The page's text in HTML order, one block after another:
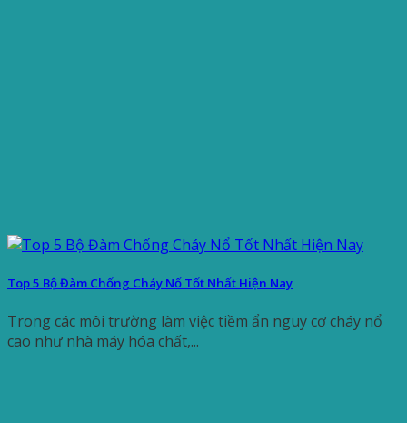
Top 5 Bộ Đàm Chống Cháy Nổ Tốt Nhất Hiện Nay
Trong các môi trường làm việc tiềm ẩn nguy cơ cháy nổ
cao như nhà máy hóa chất,...